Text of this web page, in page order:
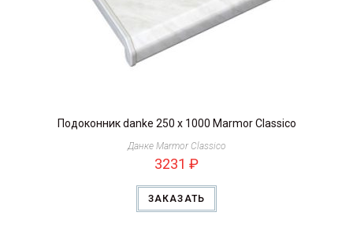
Подоконник danke 250 х 1000 Marmor Classico
Данке Marmor Classico
3231 ₽
ЗАКАЗАТЬ